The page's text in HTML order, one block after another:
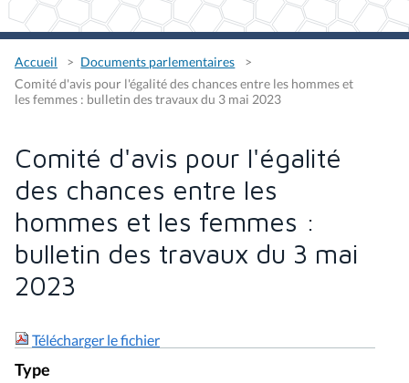
Accueil
Documents parlementaires
Comité d'avis pour l'égalité des chances entre les hommes et
les femmes : bulletin des travaux du 3 mai 2023
Comité d'avis pour l'égalité
des chances entre les
hommes et les femmes :
bulletin des travaux du 3 mai
2023
Télécharger le fichier
Type